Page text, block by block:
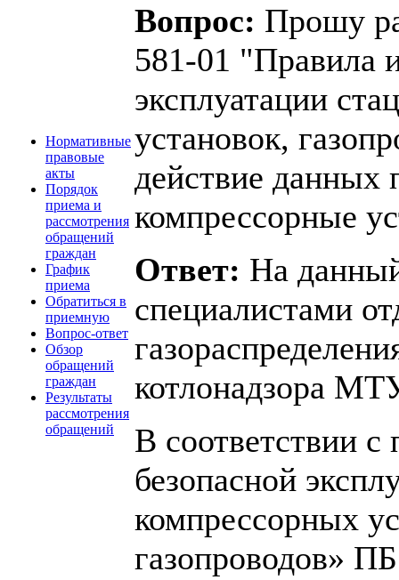
Нормативные
правовые
акты
Порядок
приема и
рассмотрения
обращений
граждан
График
приема
Обратиться в
приемную
Вопрос-ответ
Обзор
обращений
граждан
Результаты
рассмотрения
обращений
Вопрос: Прошу
581-01 "Правила
эксплуатации
установок,
действие данных
компрессорные
Ответ: На
специалистами
котлонадзора
В соответствии с
безопасной
компрессорных
газопроводов»